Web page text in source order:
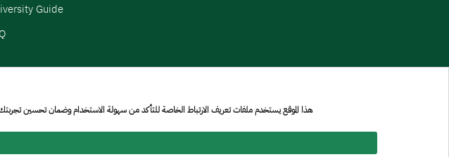
Guide
هذا الموقع يستخدم ملفات تعريف الارتباط الخاصة للتأكد من سهولة الاستخدام وضمان تحسين